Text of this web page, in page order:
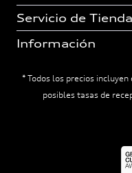
Servicio de Tienda
Información
* Todos los precios incluyen
posibles tasas de